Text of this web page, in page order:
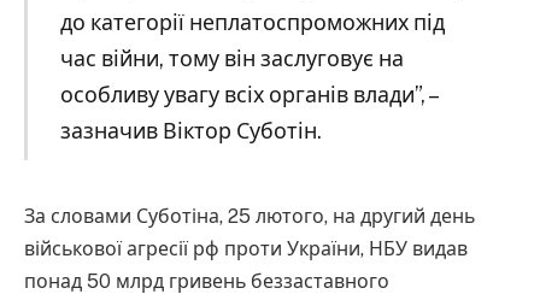
до категорії неплатоспроможних під
час війни, тому він заслуговує на
особливу увагу всіх органів влади”, –
зазначив Віктор Суботін.
За словами Суботіна, 25 лютого, на другий день
військової агресії рф проти України, НБУ видав
понад 50 млрд гривень беззаставного